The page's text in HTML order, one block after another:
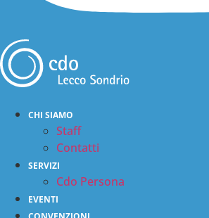
Chi siamo
Presidenza
Ecosistema
OPERE
Sociali
Educative
CHI SIAMO
Staff
Contatti
SERVIZI
Cdo Persona
EVENTI